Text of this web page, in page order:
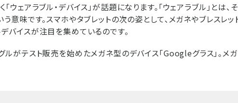
「ウェアラブル・デバイス」が話題になります。「ウェアラブル」とは、
う意味です。スマホやタブレットの次の姿として、メガネやブレスレ
バイスが注目を集めているのです。
ルがテスト販売を始めたメガネ型のデバイス「Googleグラス」。メ